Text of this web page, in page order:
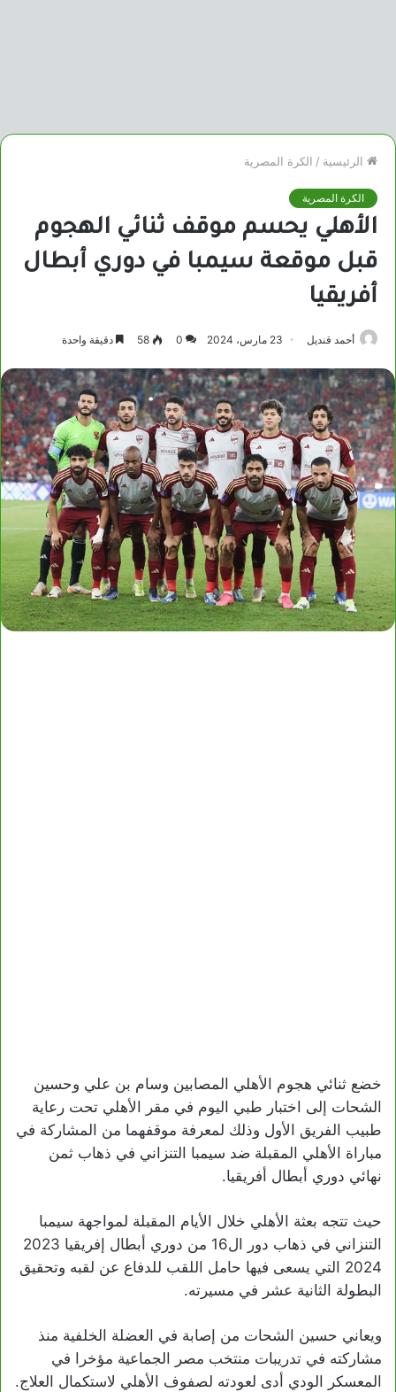
الرئيسية / الكرة المصرية
الكرة المصرية
الأهلي يحسم موقف ثنائي الهجوم
قبل موقعة سيمبا في دوري أبطال
أفريقيا
أحمد قنديل 23 مارس، 2024 0
58 دقيقة واحدة
خضع ثنائي هجوم الأهلي المصابين وسام بن علي وحسين
الشحات إلى اختبار طبي اليوم في مقر الأهلي تحت رعاية
طبيب الفريق الأول وذلك لمعرفة موقفهما من المشاركة في
مباراة الأهلي المقبلة ضد سيمبا التنزاني في ذهاب ثمن
نهائي دوري أبطال أفريقيا.
حيث تتجه بعثة الأهلي خلال الأيام المقبلة لمواجهة سيمبا
التنزاني في ذهاب دور ال16 من دوري أبطال إفريقيا 2023
2024 التي يسعى فيها حامل اللقب للدفاع عن لقبه وتحقيق
البطولة الثانية عشر في مسيرته.
ويعاني حسين الشحات من إصابة في العضلة الخلفية منذ
مشاركته في تدريبات منتخب مصر الجماعية مؤخرا في
المعسكر الودي أدى لعودته لصفوف الأهلي لاستكمال العلاج.